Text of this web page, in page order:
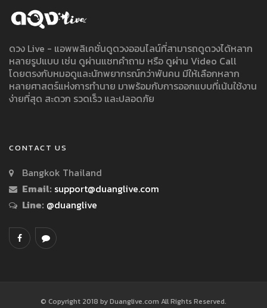
ดวง Live - แอพพลิเคชั่นดูดวงออนไลน์ที่สามารถดูดวงได้หลาก
หลายรูปแบบ เช่น ดูผ่านแชทคำถาม หรือ ดูผ่าน Video Call
โดยตรงกับหมอดูและนักพยากรณ์กว่าพันคน มีให้เลือกหลาก
หลายศาสตร์แห่งการทำนาย มาพร้อมกับการออกแบบที่เน้นใช้งาน
ง่ายที่สุด สะดวก รวดเร็ว และปลอดภัย
CONTACT US
Bangkok Thailand
Email: support@duanglive.com
Line: @duanglive
© Copyright 2018 by Duanglive.com All Rights Reserved.